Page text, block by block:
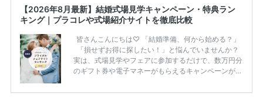
【2026年8月最新】結婚式場見学キャンペーン・特典ラン
キング｜プラコレや式場紹介サイトを徹底比較
皆さんこんにちは♡ 「結婚準備、何から始める？」
「損せずお得に探したい！」と悩んでいませんか？
実は、式場見学やフェアに参加するだけで、数万円分
のギフト券や電子マネーがもらえるキャンペーンがあ
ため、比較せずに選ぶと損をしてしまうことも……。